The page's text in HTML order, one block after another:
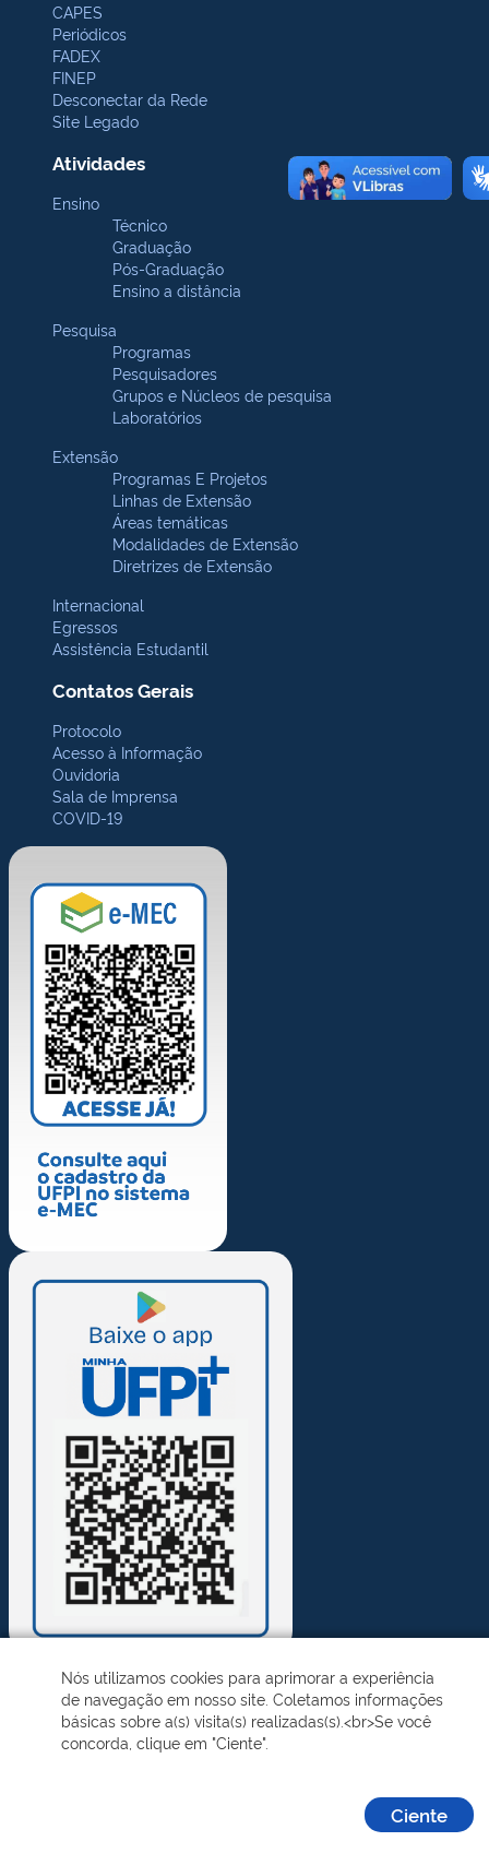
CAPES
Periódicos
FADEX
FINEP
Desconectar da Rede
Site Legado
Atividades
Ensino
Técnico
Graduação
Pós-Graduação
Ensino a distância
Pesquisa
Programas
Pesquisadores
Grupos e Núcleos de pesquisa
Laboratórios
Extensão
Programas E Projetos
Linhas de Extensão
Áreas temáticas
Modalidades de Extensão
Diretrizes de Extensão
Internacional
Egressos
Assistência Estudantil
Contatos Gerais
Protocolo
Acesso à Informação
Ouvidoria
Sala de Imprensa
COVID-19
Desenvolvido pelo STI - Universidade Federal do Piauí
Nós utilizamos cookies para aprimorar a experiência
de navegação em nosso site. Coletamos informações
básicas sobre a(s) visita(s) realizadas(s).<br>Se você
concorda, clique em "Ciente".
Ciente